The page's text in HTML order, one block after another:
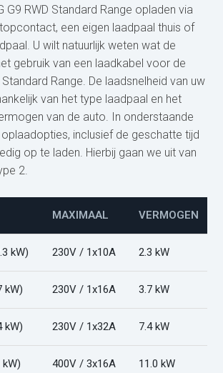
G9 RWD Standard Range opladen via
een eigen laadpaal thuis of
U wilt natuurlijk weten wat de
gebruik van een laadkabel voor de
Standard Range. De laadsnelheid van uw
van het type laadpaal en het
van de auto. In onderstaande
inclusief de geschatte tijd
op te laden. Hierbij gaan we uit van
2.
MAXIMAAL VERMOGEN
kW) 230V / 1x10A 2.3 kW
kW) 230V / 1x16A 3.7 kW
kW) 230V / 1x32A 7.4 kW
400V / 3x16A 11.0 kW